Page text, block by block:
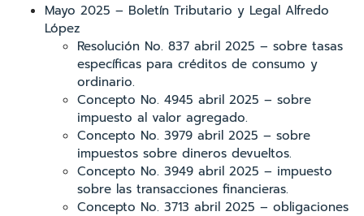
Mayo 2025 – Boletín Tributario y Legal Alfredo
López
Resolución No. 837 abril 2025 – sobre tasas
específicas para créditos de consumo y
ordinario.
Concepto No. 4945 abril 2025 – sobre
impuesto al valor agregado.
Concepto No. 3979 abril 2025 – sobre
impuestos sobre dineros devueltos.
Concepto No. 3949 abril 2025 – impuesto
sobre las transacciones financieras.
Concepto No. 3713 abril 2025 – obligaciones